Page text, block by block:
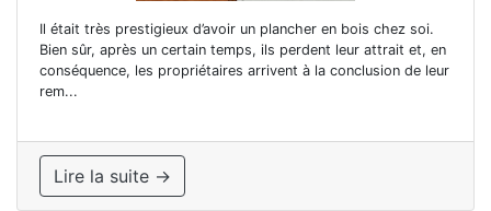
Il était très prestigieux d’avoir un plancher en bois chez soi.
Bien sûr, après un certain temps, ils perdent leur attrait et, en
conséquence, les propriétaires arrivent à la conclusion de leur
rem...
Lire la suite →